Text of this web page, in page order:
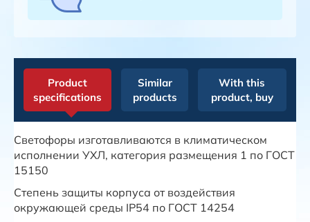
Product
specifications
Similar
products
With this
product, buy
Светофоры изготавливаются в климатическом
исполнении УХЛ, категория размещения 1 по ГОСТ
15150
Степень защиты корпуса от воздействия
окружающей среды IP54 по ГОСТ 14254